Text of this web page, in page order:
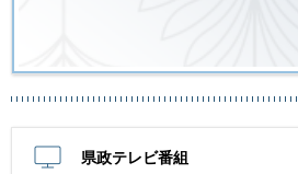
県政テレビ番組